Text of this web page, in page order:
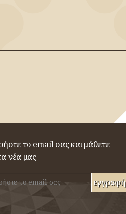
το email σας και μάθετε
νέα μας
εγγραφή